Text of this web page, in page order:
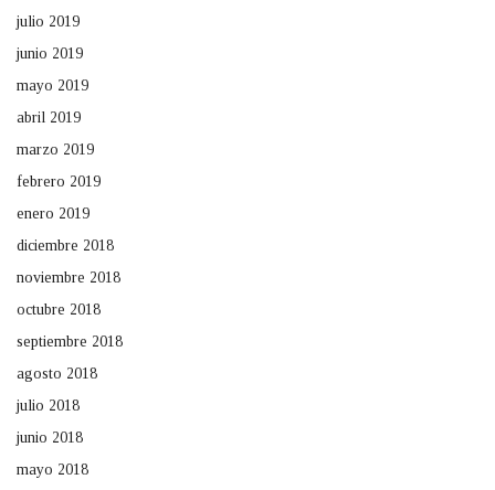
julio 2019
junio 2019
mayo 2019
abril 2019
marzo 2019
febrero 2019
enero 2019
diciembre 2018
noviembre 2018
octubre 2018
septiembre 2018
agosto 2018
julio 2018
junio 2018
mayo 2018